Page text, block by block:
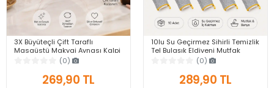
3X Büyüteçli Çift Taraflı
Masaüstü Makyaj Aynası Kalpi
Siyah Rose Gold Standlı
Dekoratif Yakın Ayna
(0)
269,90 TL
10lu Su Geçirmez Sihirli Temizlik
Tel Bulaşık Eldiveni Mutfak
Banyo Bulaşık Tencere Tava Kir
(0)
289,90 TL